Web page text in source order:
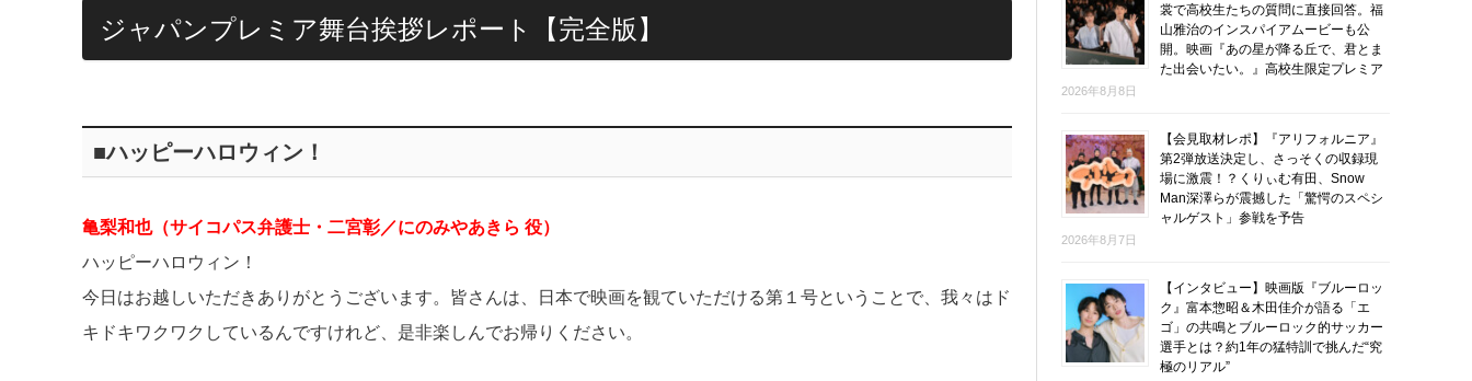
ジャパンプレミア舞台挨拶レポート【完全版】
■ハッピーハロウィン！
亀梨和也（サイコパス弁護士・二宮彰／にのみやあきら 役）
ハッピーハロウィン！
今日はお越しいただきありがとうございます。皆さんは、日本で映画を観ていただける第１号ということで、我々はド
キドキワクワクしているんですけれど、是非楽しんでお帰りください。
裳で高校生たちの質問に直接回答。福
山雅治のインスパイアムービーも公
開。映画『あの星が降る丘で、君とま
た出会いたい。』高校生限定プレミア
2026年8月8日
【会見取材レポ】『アリフォルニア』
第2弾放送決定し、さっそくの収録現
場に激震！？くりぃむ有田、Snow
Man深澤らが震撼した「驚愕のスペシ
ャルゲスト」参戦を予告
2026年8月7日
【インタビュー】映画版『ブルーロッ
ク』富本惣昭＆木田佳介が語る「エ
ゴ」の共鳴とブルーロック的サッカー
選手とは？約1年の猛特訓で挑んだ“究
極のリアル”